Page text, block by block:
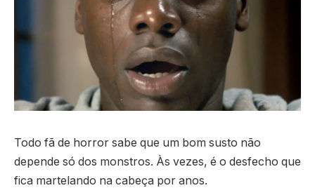
Todo fã de horror sabe que um bom susto não
depende só dos monstros. Às vezes, é o desfecho que
fica martelando na cabeça por anos.